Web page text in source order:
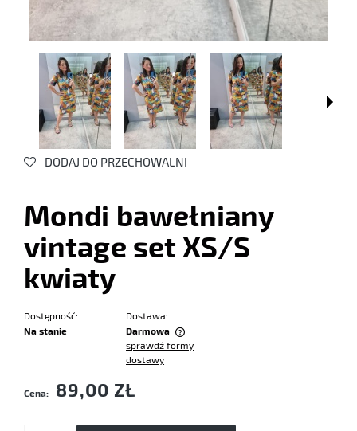
DODAJ DO PRZECHOWALNI
Mondi bawełniany
vintage set XS/S
kwiaty
Dostępność:
Na stanie
Dostawa:
Darmowa
Cena nie zawiera ewentualnych kosztów płatności
sprawdź formy
dostawy
Cena: 89,00 ZŁ